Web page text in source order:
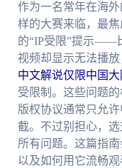
作为一名常年在海
样的大赛来临，最
的“IP受限”提示——
视频却显示无法播
中文解说仅限中国大
受限制。这些问题
版权协议通常只允
截。不过别担心，
所有问题。这篇指
以及如何用它流畅